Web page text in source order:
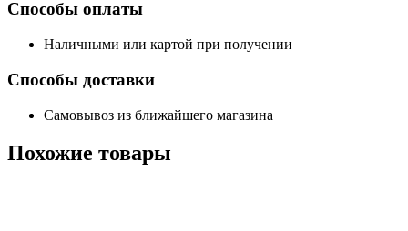
Способы оплаты
Наличными или картой при получении
Способы доставки
Самовывоз из ближайшего магазина
Похожие товары